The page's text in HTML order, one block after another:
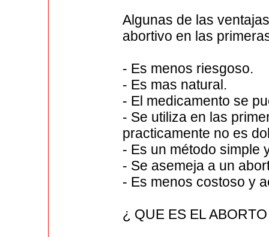
Algunas de las
abortivo en las
- Es menos riesgoso.
- Es mas natural.
- El medicamento se
- Se utiliza en las
practicamente no es
- Es un método simple
- Se asemeja a un
- Es menos costoso y
¿ QUE ES EL